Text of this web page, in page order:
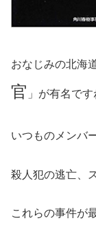
おなじみの北海
官 」が有名です
いつものメンバ
殺人犯の逃亡、
これらの事件が